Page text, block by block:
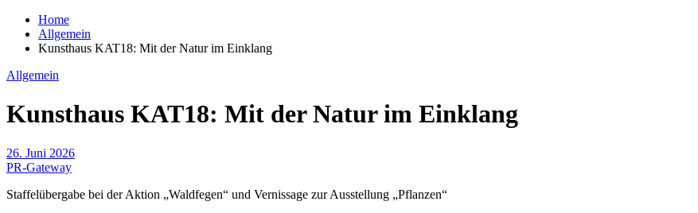
Home
Allgemein
Kunsthaus KAT18: Mit der Natur im Einklang
Allgemein
Kunsthaus KAT18: Mit der Natur im Einklang
26. Juni 2026
PR-Gateway
Staffelübergabe bei der Aktion „Waldfegen“ und Vernissage zur Ausstellung „Pflanzen“